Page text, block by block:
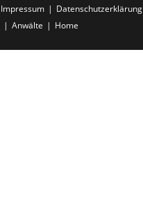
Impressum Datenschutzerklärung
Anwälte Home